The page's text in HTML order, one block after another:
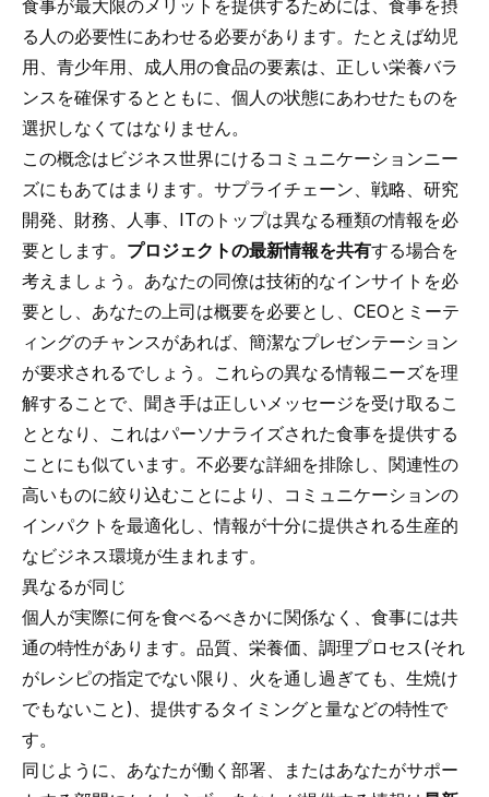
食事が最大限のメリットを提供するためには、食事を摂
る人の必要性にあわせる必要があります。たとえば幼児
用、青少年用、成人用の食品の要素は、正しい栄養バラ
ンスを確保するとともに、個人の状態にあわせたものを
選択しなくてはなりません。
この概念はビジネス世界にけるコミュニケーションニー
ズにもあてはまります。サプライチェーン、戦略、研究
開発、財務、人事、ITのトップは異なる種類の情報を必
要とします。 プロジェクトの最新情報を共有する場合を
考えましょう。あなたの同僚は技術的なインサイトを必
要とし、あなたの上司は概要を必要とし、CEOとミーテ
ィングのチャンスがあれば、簡潔なプレゼンテーション
が要求されるでしょう。これらの異なる情報ニーズを理
解することで、聞き手は正しいメッセージを受け取るこ
ととなり、これはパーソナライズされた食事を提供する
ことにも似ています。不必要な詳細を排除し、関連性の
高いものに絞り込むことにより、コミュニケーションの
インパクトを最適化し、情報が十分に提供される生産的
なビジネス環境が生まれます。
異なるが同じ
個人が実際に何を食べるべきかに関係なく、食事には共
通の特性があります。品質、栄養価、調理プロセス(それ
がレシピの指定でない限り、火を通し過ぎても、生焼け
でもないこと)、提供するタイミングと量などの特性で
す。
同じように、あなたが働く部署、またはあなたがサポー